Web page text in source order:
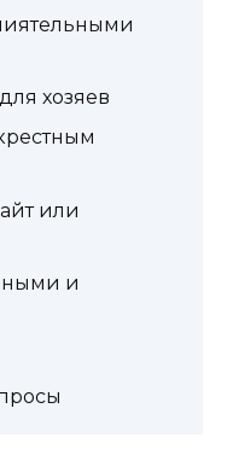
хозяев
или
и